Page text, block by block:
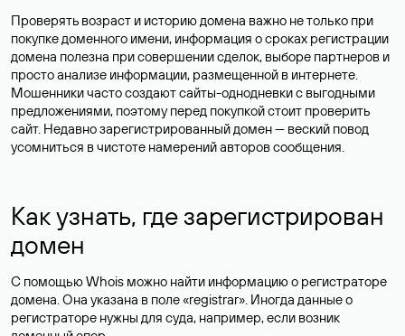
Проверять возраст и историю домена важно не только при
покупке доменного имени, информация о сроках регистрации
домена полезна при совершении сделок, выборе партнеров и
просто анализе информации, размещенной в интернете.
Мошенники часто создают сайты-однодневки с выгодными
предложениями, поэтому перед покупкой стоит проверить
сайт. Недавно зарегистрированный домен — веский повод
усомниться в чистоте намерений авторов сообщения.
Как узнать, где зарегистрирован
домен
С помощью Whois можно найти информацию о регистраторе
домена. Она указана в поле «registrar». Иногда данные о
регистраторе нужны для суда, например, если возник